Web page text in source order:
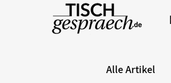
Alle Artikel